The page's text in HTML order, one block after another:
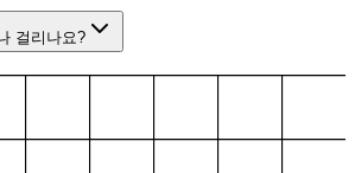
걸리나요?